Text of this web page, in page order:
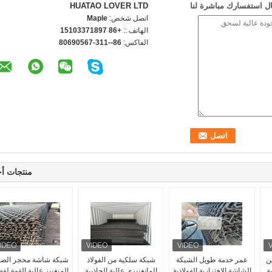
HUATAO LOVER LTD
اتصل شخص: Maple
الهاتف :: +86 15103371897
الفاكس: 86--311-80690567
استفسارك مباشرة لنا
منتجات
شبكة شاشة محجر
شبكة سلكية من الفولاذ
عمر خدمة طويل الشبكة